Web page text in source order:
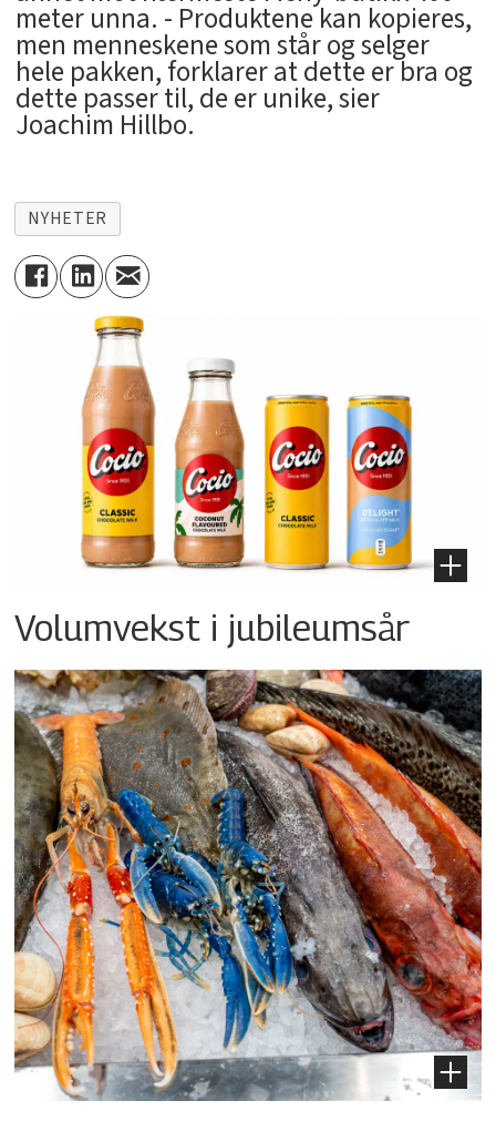
meter unna. - Produktene kan kopieres,
men menneskene som står og selger
hele pakken, forklarer at dette er bra og
dette passer til, de er unike, sier
Joachim Hillbo.
NYHETER
Volumvekst i jubileumsår